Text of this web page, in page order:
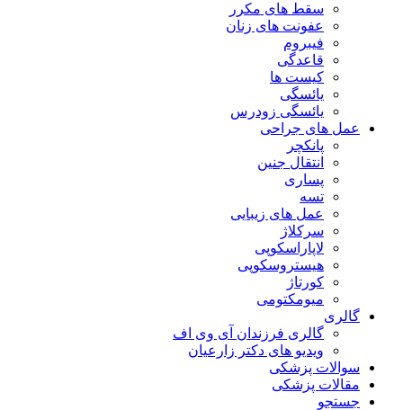
سقط های مکرر
عفونت های زنان
فیبروم
قاعدگی
کیست ها
یائسگی
یائسگی زودرس
عمل های جراحی
پانکچر
انتقال جنین
پساری
تسه
عمل های زیبایی
سرکلاژ
لاپاراسکوپی
هیستروسکوپی
کورتاژ
میومکتومی
گالری
گالری فرزندان آی وی اف
ویدیو های دکتر زارعیان
سوالات پزشکی
مقالات پزشکی
جستجو